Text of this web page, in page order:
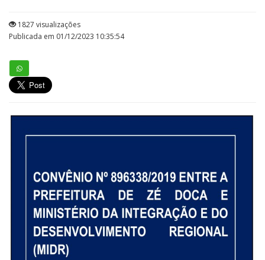
1827 visualizações
Publicada em 01/12/2023 10:35:54